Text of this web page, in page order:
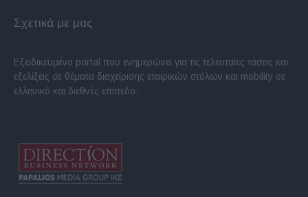
Σχετικά με μας
Εξειδικευμένο portal που ενημερώνει για τις τελευταίες τάσεις και
εξελίξεις σε θέματα διαχείρισης εταιρικών στόλων και mobility σε
ελληνικό και διεθνές επίπεδο.